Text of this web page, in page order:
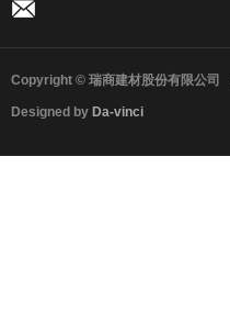
Copyright © 瑞商建材股份有限公司
Designed by Da-vinci